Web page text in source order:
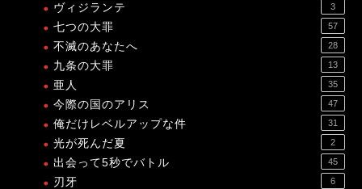
ヴィジランテ 3
七つの大罪 57
不滅のあなたへ 28
九条の大罪 13
亜人 35
今際の国のアリス 47
俺だけレベルアップな件 31
光が死んだ夏 2
出会って5秒でバトル 45
刃牙 6